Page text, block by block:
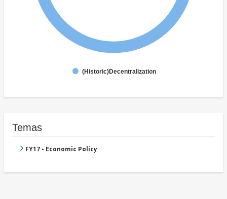
(Historic)Decentralization
Temas
FY17 - Economic Policy